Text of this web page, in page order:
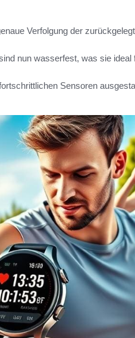
Verfolgung der
nun wasserfest, was sie
Sensoren